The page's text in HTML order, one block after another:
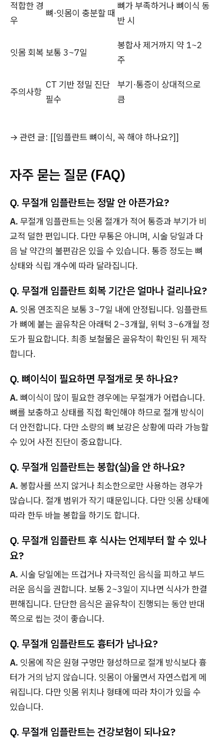
적합한 경
우
뼈·잇몸이 충분할 때
뼈가 부족하거나 뼈이식 동
반 시
잇몸 회복 보통 3~7일
봉합사 제거까지 약 1~2
주
주의사항
CT 기반 정밀 진단
필수
부기·통증이 상대적으로
큼
→ 관련 글: [[임플란트 뼈이식, 꼭 해야 하나요?]]
자주 묻는 질문 (FAQ)
Q. 무절개 임플란트는 정말 안 아픈가요?
A. 무절개 임플란트는 잇몸 절개가 적어 통증과 부기가 비
교적 덜한 편입니다. 다만 무통은 아니며, 시술 당일과 다
음 날 약간의 불편감은 있을 수 있습니다. 통증 정도는 뼈
상태와 식립 개수에 따라 달라집니다.
Q. 무절개 임플란트 회복 기간은 얼마나 걸리나요?
A. 잇몸 연조직은 보통 3~7일 내에 안정됩니다. 임플란트
가 뼈에 붙는 골유착은 아래턱 2~3개월, 위턱 3~6개월 정
도가 필요합니다. 최종 보철물은 골유착이 확인된 뒤 제작
합니다.
Q. 뼈이식이 필요하면 무절개로 못 하나요?
A. 뼈이식이 많이 필요한 경우에는 무절개가 어렵습니다.
뼈를 보충하고 상태를 직접 확인해야 하므로 절개 방식이
더 안전합니다. 다만 소량의 뼈 보강은 상황에 따라 가능할
수 있어 사전 진단이 중요합니다.
Q. 무절개 임플란트는 봉합(실)을 안 하나요?
A. 봉합사를 쓰지 않거나 최소한으로만 사용하는 경우가
많습니다. 절개 범위가 작기 때문입니다. 다만 잇몸 상태에
따라 한두 바늘 봉합을 하기도 합니다.
Q. 무절개 임플란트 후 식사는 언제부터 할 수 있나
요?
A. 시술 당일에는 뜨겁거나 자극적인 음식을 피하고 부드
러운 음식을 권합니다. 보통 2~3일이 지나면 식사가 한결
편해집니다. 단단한 음식은 골유착이 진행되는 동안 반대
쪽으로 씹는 것이 좋습니다.
Q. 무절개 임플란트도 흉터가 남나요?
A. 잇몸에 작은 원형 구멍만 형성하므로 절개 방식보다 흉
터가 거의 남지 않습니다. 잇몸이 아물면서 자연스럽게 메
워집니다. 다만 잇몸 위치나 형태에 따라 차이가 있을 수
있습니다.
Q. 무절개 임플란트는 건강보험이 되나요?